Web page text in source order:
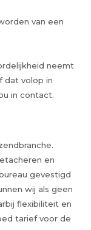
van een
neemt
dat volop in
in contact.
en
gevestigd
wij als geen
flexibiliteit en
tarief voor de